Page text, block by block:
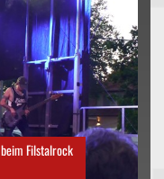
beim Filstalrock